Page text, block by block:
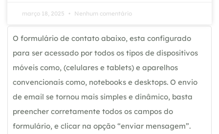
março 18, 2025 Nenhum comentário
O formulário de contato abaixo, esta configurado
para ser acessado por todos os tipos de dispositivos
móveis como, (celulares e tablets) e aparelhos
convencionais como, notebooks e desktops. O envio
de email se tornou mais simples e dinâmico, basta
preencher corretamente todos os campos do
formulário, e clicar na opção “enviar mensagem”.